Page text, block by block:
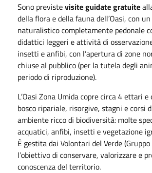
Sono previstevisite guidate gratuite
della flora e della fauna dell’Oasi, con
naturalistico completamente pedonale
didattici leggeri e attività di
insetti e anfibi, con l’apertura di zone
chiuse al pubblico (per la tutela degli
periodo di riproduzione).
L’Oasi Zona Umida copre circa 4 ettari
bosco ripariale, risorgive, stagni e corsi
ambiente ricco di biodiversità: molte
acquatici, anfibi, insetti e vegetazione
È gestita dai Volontari del Verde
l’obiettivo di conservare, valorizzare e
conoscenza del territorio.